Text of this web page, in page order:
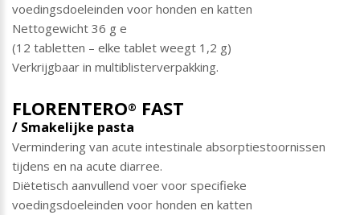
voedingsdoeleinden voor honden en katten
Nettogewicht 36 g e
(12 tabletten – elke tablet weegt 1,2 g)
Verkrijgbaar in multiblisterverpakking.
FLORENTERO® FAST
/ Smakelijke pasta
Vermindering van acute intestinale absorptiestoornissen
tijdens en na acute diarree.
Diëtetisch aanvullend voer voor specifieke
voedingsdoeleinden voor honden en katten